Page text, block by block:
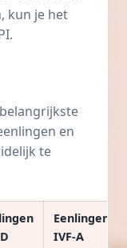
kun je het
.
en
te
Eenlingen
IVF-A